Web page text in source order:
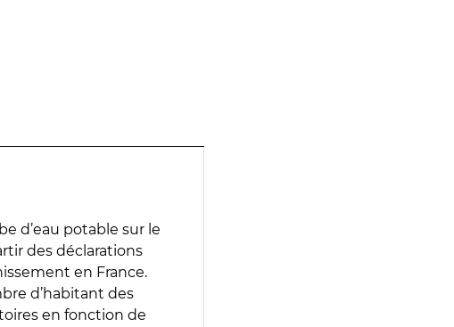
d’eau potable sur le
des déclarations
en France.
d’habitant des
en fonction de